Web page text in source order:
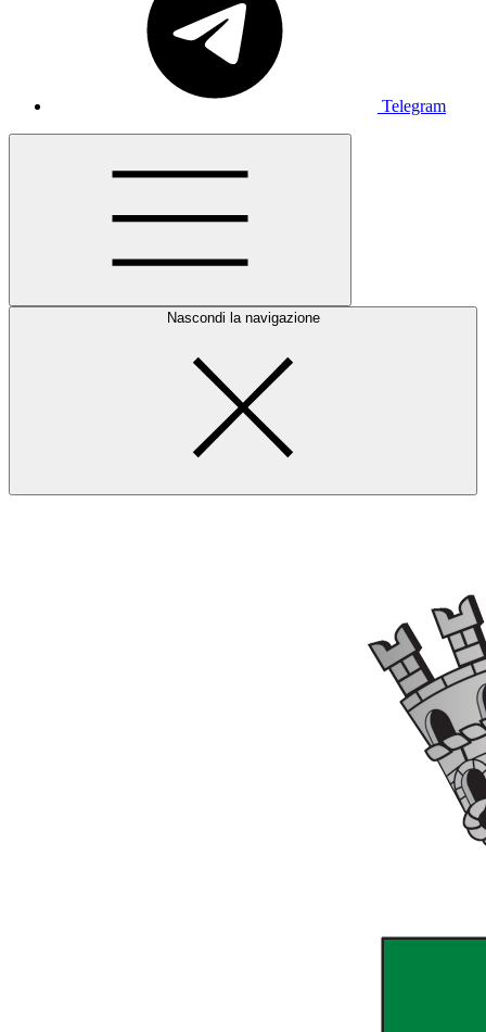
Telegram
Nascondi la navigazione